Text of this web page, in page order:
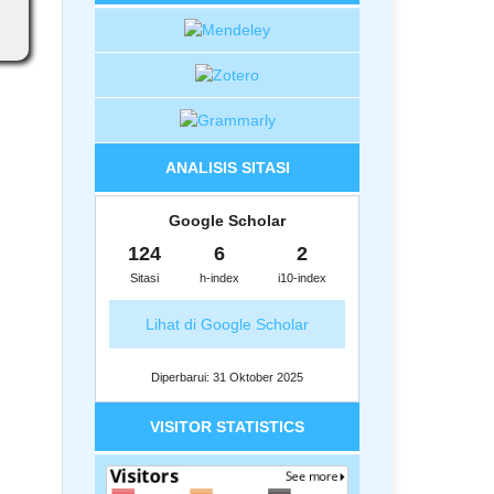
ANALISIS SITASI
Google Scholar
124
Sitasi
6
h-index
2
i10-index
Lihat di Google Scholar
Diperbarui: 31 Oktober 2025
VISITOR STATISTICS